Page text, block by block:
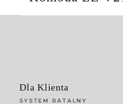
Dla Klienta
SYSTEM RATALNY